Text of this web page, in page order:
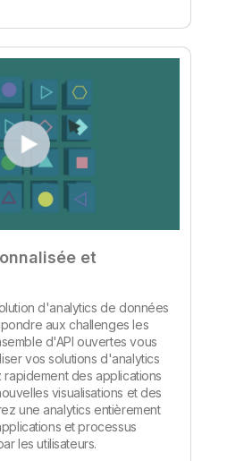
et
d'analytics de données
aux challenges les
d'API ouvertes vous
vos solutions d'analytics
des applications
visualisations et des
une analytics entièrement
et processus
les utilisateurs.